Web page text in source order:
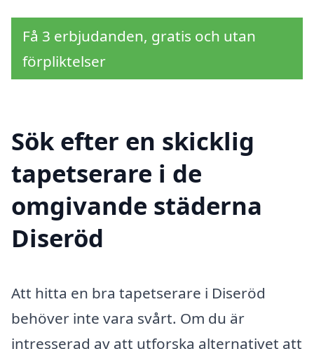
Få 3 erbjudanden, gratis och utan
förpliktelser
Sök efter en skicklig
tapetserare i de
omgivande städerna
Diseröd
Att hitta en bra tapetserare i Diseröd
behöver inte vara svårt. Om du är
intresserad av att utforska alternativet att